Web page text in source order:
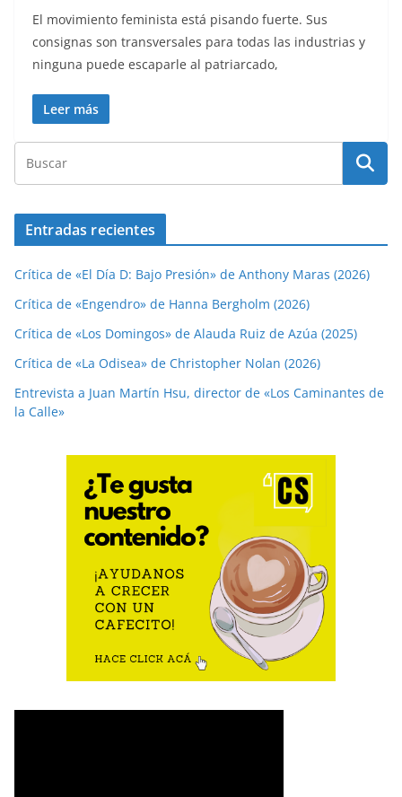
El movimiento feminista está pisando fuerte. Sus
consignas son transversales para todas las industrias y
ninguna puede escaparle al patriarcado,
Leer más
Entradas recientes
Crítica de «El Día D: Bajo Presión» de Anthony Maras (2026)
Crítica de «Engendro» de Hanna Bergholm (2026)
Crítica de «Los Domingos» de Alauda Ruiz de Azúa (2025)
Crítica de «La Odisea» de Christopher Nolan (2026)
Entrevista a Juan Martín Hsu, director de «Los Caminantes de
la Calle»